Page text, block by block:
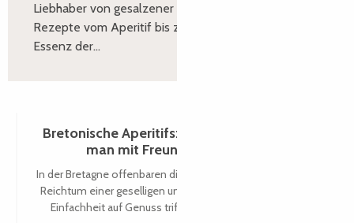
Liebhaber von gesalzener Butter, alle unsere
Rezepte vom Aperitif bis zum Dessert, um in die
Essenz der...
Bretonische Aperitifs: einfache Rezepte, die
man mit Freunden teilen kann
In der Bretagne offenbaren die Aperitif-Rezepte den ganzen
Reichtum einer geselligen und authentischen Küche, in der
Einfachheit auf Genuss trifft. Zwischen Tradition und...